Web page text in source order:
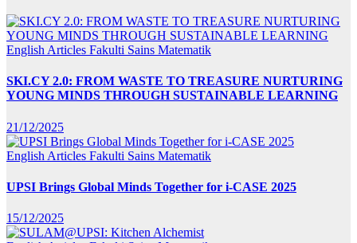
English Articles Fakulti Sains Matematik
SKI.CY 2.0: FROM WASTE TO TREASURE NURTURING
YOUNG MINDS THROUGH SUSTAINABLE LEARNING
21/12/2025
English Articles Fakulti Sains Matematik
UPSI Brings Global Minds Together for i-CASE 2025
15/12/2025